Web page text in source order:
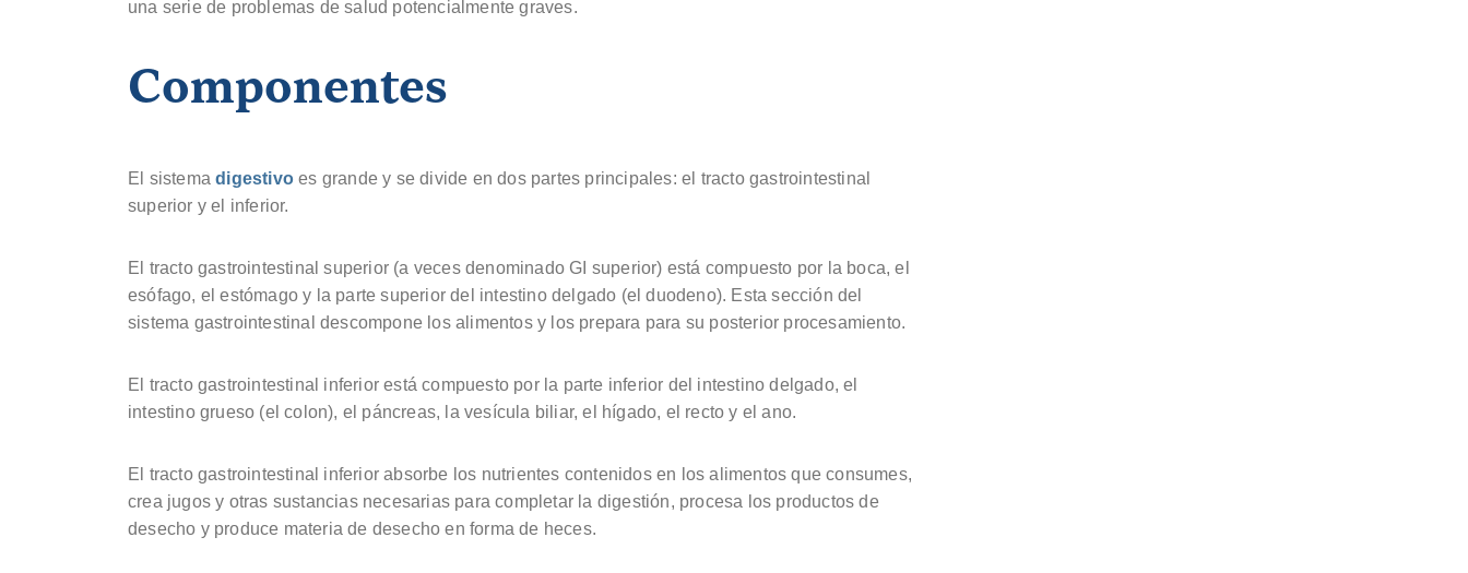
una serie de problemas de salud potencialmente graves.
Componentes
El sistemadigestivo es grande y se divide en dos partes principales: el tracto gastrointestinal
superior y el inferior.
El tracto gastrointestinal superior (a veces denominado GI superior) está compuesto por la boca, el
esófago, el estómago y la parte superior del intestino delgado (el duodeno). Esta sección del
sistema gastrointestinal descompone los alimentos y los prepara para su posterior procesamiento.
El tracto gastrointestinal inferior está compuesto por la parte inferior del intestino delgado, el
intestino grueso (el colon), el páncreas, la vesícula biliar, el hígado, el recto y el ano.
El tracto gastrointestinal inferior absorbe los nutrientes contenidos en los alimentos que consumes,
crea jugos y otras sustancias necesarias para completar la digestión, procesa los productos de
desecho y produce materia de desecho en forma de heces.